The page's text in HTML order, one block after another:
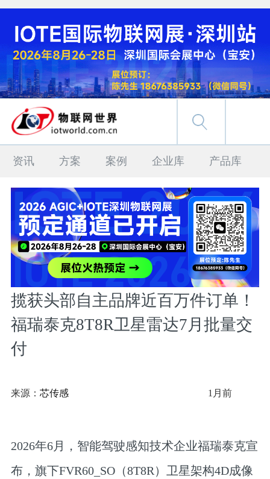
资讯 方案 案例 企业库 产品库
揽获头部自主品牌近百万件订单！
福瑞泰克8T8R卫星雷达7月批量交
付
来源： 芯传感 1月前
2026年6月，智能驾驶感知技术企业福瑞泰克宣
布，旗下FVR60_SO（8T8R）卫星架构4D成像